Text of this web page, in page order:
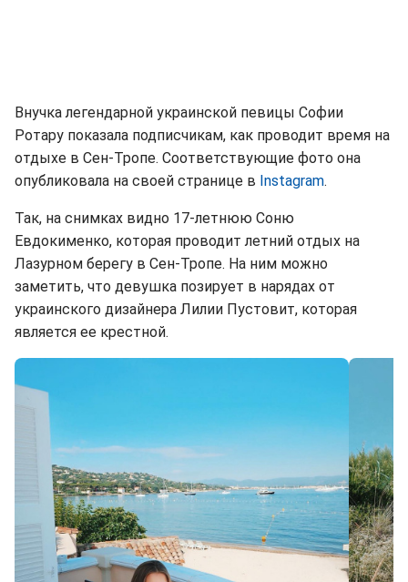
Внучка легендарной украинской певицы Софии
Ротару показала подписчикам, как проводит время на
отдыхе в Сен-Тропе. Соответствующие фото она
опубликовала на своей странице в Instagram.
Так, на снимках видно 17-летнюю Соню
Евдокименко, которая проводит летний отдых на
Лазурном берегу в Сен-Тропе. На ним можно
заметить, что девушка позирует в нарядах от
украинского дизайнера Лилии Пустовит, которая
является ее крестной.